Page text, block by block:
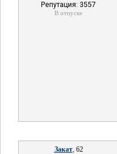
Репутация: 3557
В отпуске
Закат, 62